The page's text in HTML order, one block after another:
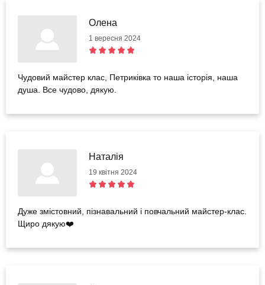
Олена
1 вересня 2024
Чудовий майстер клас, Петриківка то наша історія, наша
душа. Все чудово, дякую.
Наталія
19 квітня 2024
Дуже змістовний, пізнавальний і повчальний майстер-клас.
Щиро дякую❤️